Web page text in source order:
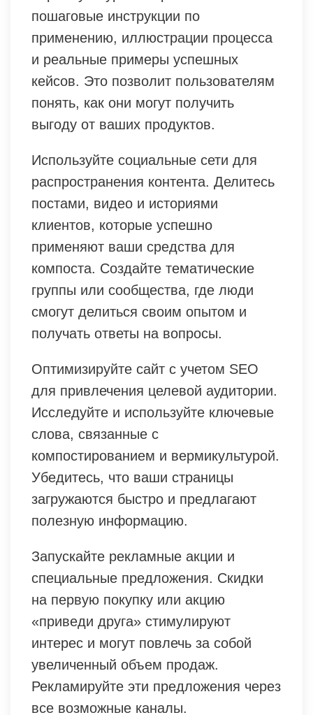
пошаговые инструкции по
применению, иллюстрации процесса
и реальные примеры успешных
кейсов. Это позволит пользователям
понять, как они могут получить
выгоду от ваших продуктов.
Используйте социальные сети для
распространения контента. Делитесь
постами, видео и историями
клиентов, которые успешно
применяют ваши средства для
компоста. Создайте тематические
группы или сообщества, где люди
смогут делиться своим опытом и
получать ответы на вопросы.
Оптимизируйте сайт с учетом SEO
для привлечения целевой аудитории.
Исследуйте и используйте ключевые
слова, связанные с
компостированием и вермикультурой.
Убедитесь, что ваши страницы
загружаются быстро и предлагают
полезную информацию.
Запускайте рекламные акции и
специальные предложения. Скидки
на первую покупку или акцию
«приведи друга» стимулируют
интерес и могут повлечь за собой
увеличенный объем продаж.
Рекламируйте эти предложения через
все возможные каналы.